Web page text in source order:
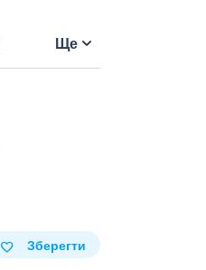
Ще
Зберегти